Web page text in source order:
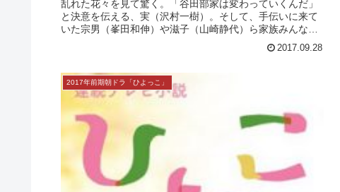
NHK朝ドラ【ひよっこ】第154回(第26週木曜
日) 感想